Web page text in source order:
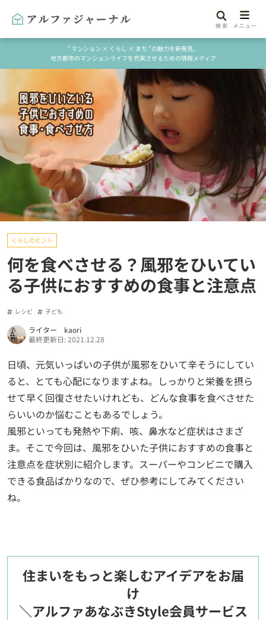
" マンション × くらし × まち "の魅力を新発見。
地方都市のマンションライフを充実させるための情報メディア
くらしのヒント
何を食べさせる？風邪をひいてい
る子供におすすめの食事と注意点
レシピ 子ども
ライター kaori
最終更新日: 2021.12.28
日頃、元気いっぱいの子供が風邪をひいて辛そうにしてい
ると、とても心配になりますよね。しっかりと栄養を摂ら
せて早く回復させたいけれども、どんな食事を食べさせた
らいいのか悩むこともあるでしょう。
風邪といっても発熱や下痢、咳、鼻水など症状はさまざ
ま。そこで今回は、風邪をひいた子供におすすめの食事と
注意点を症状別に紹介します。スーパーやコンビニで購入
できる食品ばかりなので、ぜひ参考にしてみてください
ね。
住まいをもっと楽しむアイデアをお届
け
＼アルファあなぶきStyle会員サービス